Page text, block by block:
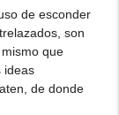
de esconder
son
que
ideas
de donde